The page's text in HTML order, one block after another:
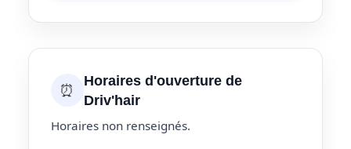
⏰
Horaires d'ouverture de
Driv'hair
Horaires non renseignés.